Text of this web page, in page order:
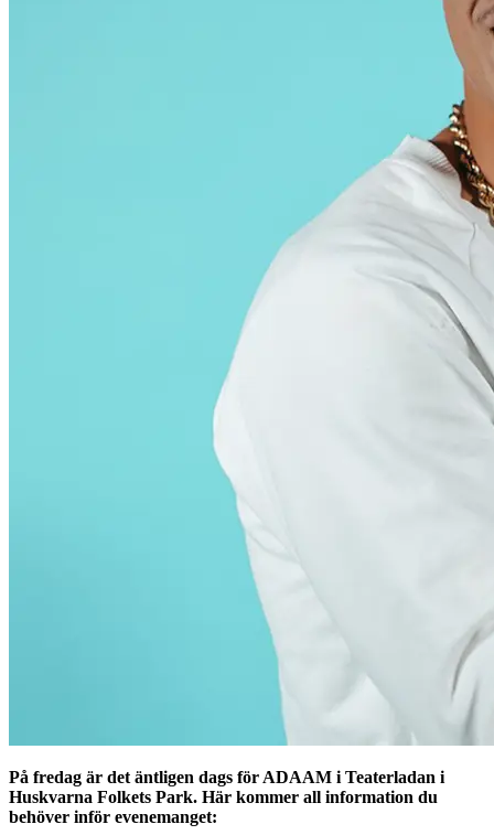
På fredag är det äntligen dags för ADAAM i Teaterladan i
Huskvarna Folkets Park. Här kommer all information du
behöver inför evenemanget: